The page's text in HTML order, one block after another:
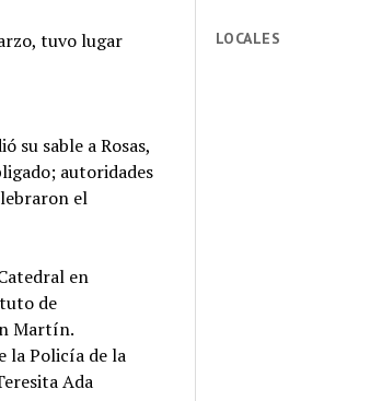
tuvo lugar
su sable a Rosas,
autoridades
el
en
de
Martín.
la Policía de la
Ada
LOCALES